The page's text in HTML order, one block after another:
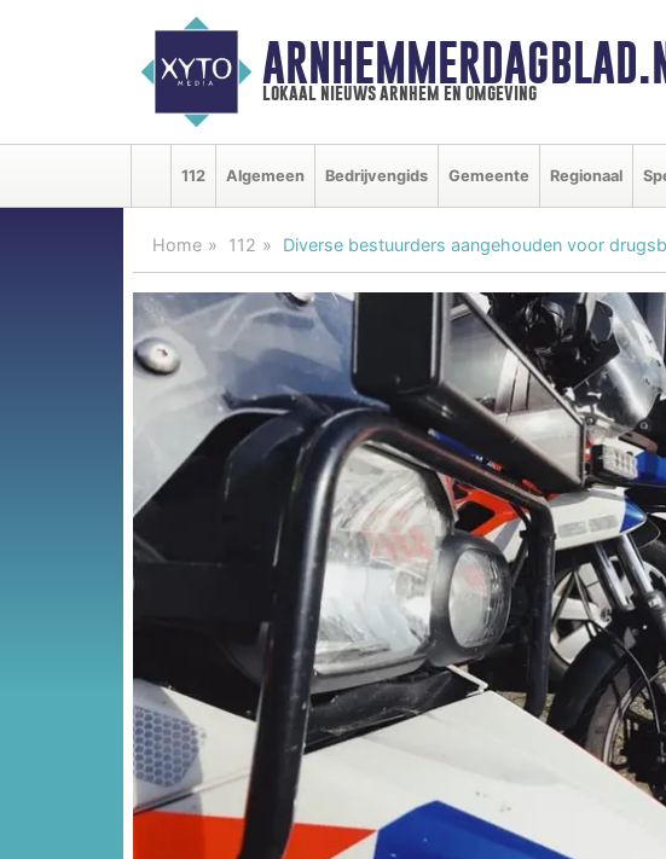
lokaal nieuws arnhem en omgeving
112 Algemeen Bedrijvengids Gemeente Regionaal
Home 112 Diverse bestuurders aangehouden voor